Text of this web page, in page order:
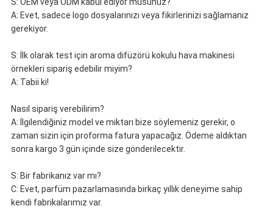
A: Evet, sadece logo dosyalarınızı veya fikirlerinizi sağlamanız
gerekiyor.
S: İlk olarak test için aroma difüzörü kokulu hava makinesi
örnekleri sipariş edebilir miyim?
A: Tabii ki!
Nasıl sipariş verebilirim?
A: İlgilendiğiniz model ve miktarı bize söylemeniz gerekir, o
zaman sizin için proforma fatura yapacağız. Ödeme aldıktan
sonra kargo 3 gün içinde size gönderilecektir.
S: Bir fabrikanız var mı?
C: Evet, parfüm pazarlamasında birkaç yıllık deneyime sahip
kendi fabrikalarımız var.